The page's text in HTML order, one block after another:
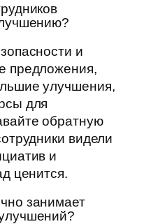
и
предложения,
улучшения,
для
обратную
видели
и
ценится.
занимает